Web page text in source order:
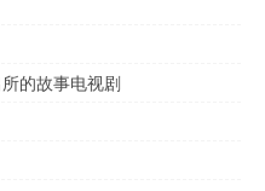
的故事电视剧